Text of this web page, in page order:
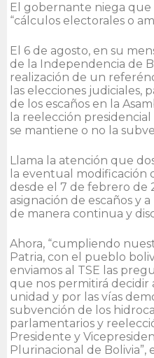
El gobernante niega
“cálculos electorales o
El 6 de agosto, en su
de la Independencia de
realización de un
las elecciones judiciales,
de los escaños en la
la reelección
se mantiene o no la
Llama la atención que
la eventual modificación
desde el 7 de febrero de
asignación de escaños y
de manera continua y
Ahora, “cumpliendo
Patria, con el pueblo
enviamos al TSE las
que nos permitirá decidir
unidad y por las vías
subvención de los
parlamentarios y
Presidente y
Plurinacional de Bolivia”,